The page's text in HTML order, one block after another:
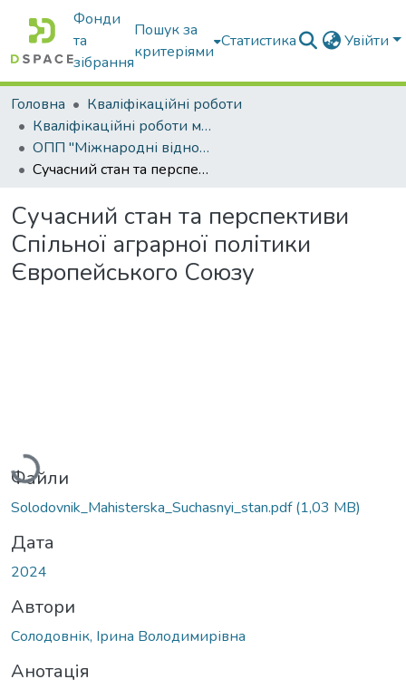
Фонди
та
зібрання
Пошук за
критеріями
Статистика Увійти
Головна
Кваліфікаційні роботи
Кваліфікаційні роботи магістрів
ОПП "Міжнародні відносини, суспільні комунікації та регіональні студії"
Сучасний стан та перспективи Спільної аграрної політики Європейського Союзу
Сучасний стан та перспективи
Спільної аграрної політики
Європейського Союзу
Вантажиться...
Файли
Solodovnik_Mahisterska_Suchasnyi_stan.pdf(1,03 MB)
Дата
2024
Автори
Солодовнік, Ірина Володимирівна
Анотація